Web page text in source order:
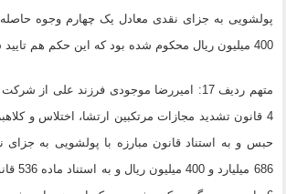
400 میلیون ریال محکوم شده بود که این حکم هم تایید شد.
متهم ردیف 17: امیررضا موجودی فرزند علی از
حبس و به استناد قانون مبارزه با پولشویی به
686